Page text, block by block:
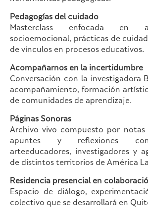
Pedagogías del cuidado
Masterclass enfocada en
socioemocional, prácticas de
de vínculos en procesos educativos.
Acompañarnos en la incertidumbre
Conversación con la investigadora
acompañamiento, formación
de comunidades de aprendizaje.
Páginas Sonoras
Archivo vivo compuesto por notas
apuntes y reflexiones
arteeducadores, investigadores y
de distintos territorios de América
Residencia presencial en
Espacio de diálogo,
colectivo que se desarrollará en